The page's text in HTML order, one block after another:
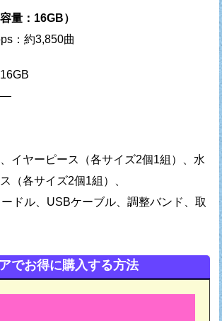
量：16GB）
：約3,850曲
16GB
—
イヤーピース（各サイズ2個1組）、水
（各サイズ2個1組）、
、USBケーブル、調整バンド、取
でお得に購入する方法